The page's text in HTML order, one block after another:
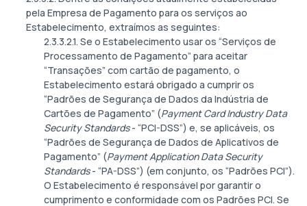
pela Empresa de Pagamento para os serviços ao
Estabelecimento, extraímos as seguintes:
2.3.3.2.1. Se o Estabelecimento usar os “Serviços de
Processamento de Pagamento” para aceitar
“Transações” com cartão de pagamento, o
Estabelecimento estará obrigado a cumprir os
“Padrões de Segurança de Dados da Indústria de
Cartões de Pagamento” (Payment Card Industry Data
Security Standards- “PCI-DSS”) e, se aplicáveis, os
“Padrões de Segurança de Dados de Aplicativos de
Pagamento” (Payment Application Data Security
Standards- “PA-DSS”) (em conjunto, os “Padrões PCI”).
O Estabelecimento é responsável por garantir o
cumprimento e conformidade com os Padrões PCI. Se